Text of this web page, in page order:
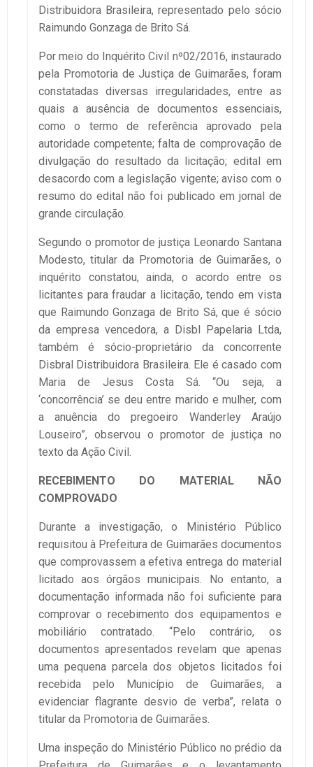
Distribuidora Brasileira, representado pelo sócio
Raimundo Gonzaga de Brito Sá.
Por meio do Inquérito Civil nº02/2016, instaurado
pela Promotoria de Justiça de Guimarães, foram
constatadas diversas irregularidades, entre as
quais a ausência de documentos essenciais,
como o termo de referência aprovado pela
autoridade competente; falta de comprovação de
divulgação do resultado da licitação; edital em
desacordo com a legislação vigente; aviso com o
resumo do edital não foi publicado em jornal de
grande circulação.
Segundo o promotor de justiça Leonardo Santana
Modesto, titular da Promotoria de Guimarães, o
inquérito constatou, ainda, o acordo entre os
licitantes para fraudar a licitação, tendo em vista
que Raimundo Gonzaga de Brito Sá, que é sócio
da empresa vencedora, a Disbl Papelaria Ltda,
também é sócio-proprietário da concorrente
Disbral Distribuidora Brasileira. Ele é casado com
Maria de Jesus Costa Sá. “Ou seja, a
‘concorrência’ se deu entre marido e mulher, com
a anuência do pregoeiro Wanderley Araújo
Louseiro”, observou o promotor de justiça no
texto da Ação Civil.
RECEBIMENTO DO MATERIAL NÃO
COMPROVADO
Durante a investigação, o Ministério Público
requisitou à Prefeitura de Guimarães documentos
que comprovassem a efetiva entrega do material
licitado aos órgãos municipais. No entanto, a
documentação informada não foi suficiente para
comprovar o recebimento dos equipamentos e
mobiliário contratado. “Pelo contrário, os
documentos apresentados revelam que apenas
uma pequena parcela dos objetos licitados foi
recebida pelo Município de Guimarães, a
evidenciar flagrante desvio de verba”, relata o
titular da Promotoria de Guimarães.
Uma inspeção do Ministério Público no prédio da